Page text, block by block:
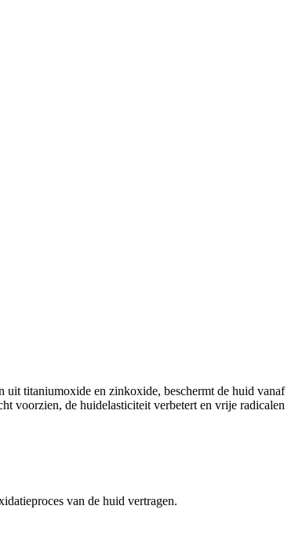
uit titaniumoxide en zinkoxide, beschermt de huid vanaf
voorzien, de huidelasticiteit verbetert en vrije radicalen
van de huid vertragen.